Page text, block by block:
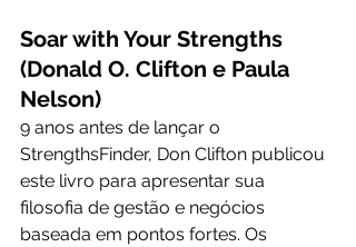
Soar with Your Strengths
(Donald O. Clifton e Paula
Nelson)
9 anos antes de lançar o
StrengthsFinder, Don Clifton publicou
este livro para apresentar sua
filosofia de gestão e negócios
baseada em pontos fortes. Os